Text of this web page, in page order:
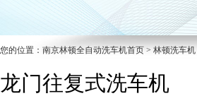
您的位置： 南京林顿全自动洗车机首页 > 林顿洗车机
龙门往复式洗车机